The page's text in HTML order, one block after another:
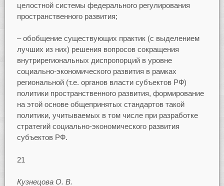
целостной системы федерального регулирования
пространственного развития;
– обобщение существующих практик (с выделением
лучших из них) решения вопросов сокращения
внутрирегиональных диспропорций в уровне
социально-экономического развития в рамках
региональной (т.е. органов власти субъектов РФ)
политики пространственного развития, формирование
на этой основе общепринятых стандартов такой
политики, учитываемых в том числе при разработке
стратегий социально-экономического развития
субъектов РФ.
21
Кузнецова О. В.